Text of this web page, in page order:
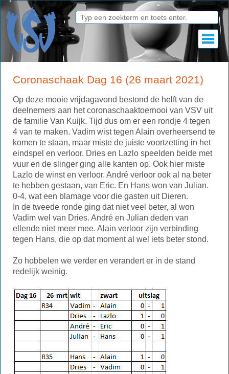
Coronaschaak Dag 16 (26 maart 2021)
Op deze mooie vrijdagavond bestond de helft van de
deelnemers aan het coronaschaaktoernooi van VSV uit
de familie Van Kuijk. Tijd dus om er een rondje 4 tegen
4 van te maken. Vadim wist tegen Alain overheersend te
komen te staan, maar miste de juiste voortzetting in het
eindspel en verloor. Dries en Lazlo speelden beide met
vuur en de slinger ging alle kanten op. Ook hier miste
Lazlo de winst en verloor. André verloor ook al na beter
te hebben gestaan, van Eric. En Hans won van Julian.
0-4, wat een blamage voor die gasten uit Dieren.
In de tweede ronde ging dat niet veel beter, al won
Vadim wel van Dries. André en Julian deden van
ellende niet meer mee. Alain verloor zijn verbinding
tegen Hans, die op dat moment al wel iets beter stond.
Zo hobbelen we verder en verandert er in de stand
redelijk weinig.